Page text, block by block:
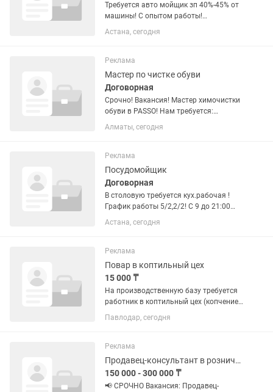
Требуется авто мойщик зп 40%-45% от
машины! С опытом работы!
Желательно проживающие недалеко
от Коктала! Нужны конкретные
зарабатывать!
Астана, сегодня
Реклама
Мастер по чистке обуви
Договорная
Срочно! Вакансия! Мастер химочистки
обуви в PASSO! Нам требуется:
работник по чистке обуви.
Обязанности: • Первичная чистка
первичной чистки. • Аккуратная
сборка...
Алматы, сегодня
Реклама
Посудомойщик
Договорная
В столовую требуется кух.рабочая !
График работы 5/2,2/2! С 9 до 21:00
Ежедневной оплаты нет! Ищем
чистоплотного! любящего свою работу
коллективе! Ответственного! Без...
Астана, сегодня
Реклама
Повар в коптильный цех
15 000 ₸
На производственную базу требуется
работник в коптильный цех (копчение
куриной грудки и куриных крылышек).
Условия: • График работы: 2/2, с 08:00
•Заработная...
Павлодар, сегодня
Реклама
Продавец-консультант в розничном магазине
150 000 - 300 000 ₸
📢 СРОЧНО Вакансия: Продавец-